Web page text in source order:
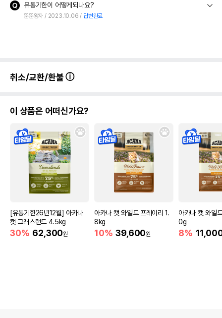
유통기한이 어떻게되나요?
뚠뚠왕자 2023.10.06 답변완료
취소/교환/환불
이 상품은 어떠신가요?
[유통기한26년12월] 아카나
캣 그래스랜드 4.5kg
30% 62,300원
아카나 캣 와일드 프레이리 1.
8kg
10% 39,600원
아카나 캣 와일
0g
8%